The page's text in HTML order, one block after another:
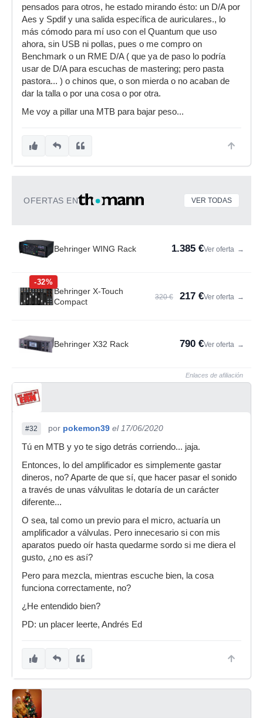
pensados para otros, he estado mirando ésto: un D/A por
Aes y Spdif y una salida específica de auriculares., lo
más cómodo para mí uso con el Quantum que uso
ahora, sin USB ni pollas, pues o me compro on
Benchmark o un RME D/A ( que ya de paso lo podría
usar de D/A para escuchas de mastering; pero pasta
pastora... ) o chinos que, o son mierda o no acaban de
dar la talla o por una cosa o por otra.
Me voy a pillar una MTB para bajar peso...
OFERTAS EN VER TODAS
Behringer WING Rack 1.385 €Ver oferta →
-32%
Behringer X-Touch
Compact
320 € 217 €Ver oferta →
Behringer X32 Rack 790 €Ver oferta →
Enlaces de afiliación
#32 por pokemon39 el 17/06/2020
Tú en MTB y yo te sigo detrás corriendo... jaja.
Entonces, lo del amplificador es simplemente gastar
dineros, no? Aparte de que sí, que hacer pasar el sonido
a través de unas válvulitas le dotaría de un carácter
diferente...
O sea, tal como un previo para el micro, actuaría un
amplificador a válvulas. Pero innecesario si con mis
aparatos puedo oír hasta quedarme sordo si me diera el
gusto, ¿no es así?
Pero para mezcla, mientras escuche bien, la cosa
funciona correctamente, no?
¿He entendido bien?
PD: un placer leerte, Andrés Ed